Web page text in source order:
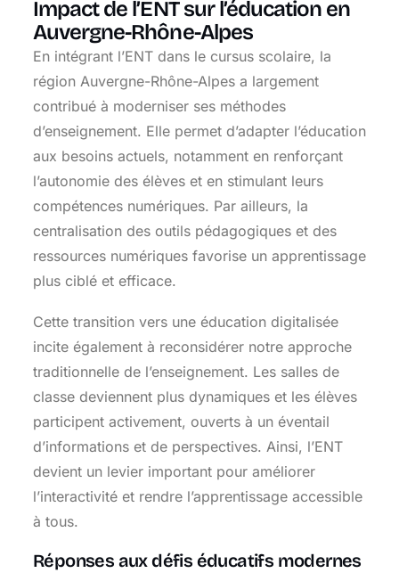
Impact de l’ENT sur l’éducation en
Auvergne-Rhône-Alpes
En intégrant l’ENT dans le cursus scolaire, la
région Auvergne-Rhône-Alpes a largement
contribué à moderniser ses méthodes
d’enseignement. Elle permet d’adapter l’éducation
aux besoins actuels, notamment en renforçant
l’autonomie des élèves et en stimulant leurs
compétences numériques. Par ailleurs, la
centralisation des outils pédagogiques et des
ressources numériques favorise un apprentissage
plus ciblé et efficace.
Cette transition vers une éducation digitalisée
incite également à reconsidérer notre approche
traditionnelle de l’enseignement. Les salles de
classe deviennent plus dynamiques et les élèves
participent activement, ouverts à un éventail
d’informations et de perspectives. Ainsi, l’ENT
devient un levier important pour améliorer
l’interactivité et rendre l’apprentissage accessible
à tous.
Réponses aux défis éducatifs modernes